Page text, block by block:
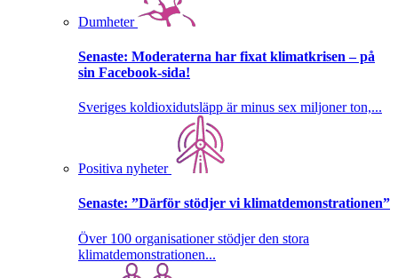
Dumheter
Senaste: Moderaterna har fixat klimatkrisen – på
sin Facebook-sida!
Sveriges koldioxidutsläpp är minus sex miljoner ton,...
Positiva nyheter
Senaste: ”Därför stödjer vi klimatdemonstrationen”
Över 100 organisationer stödjer den stora
klimatdemonstrationen...